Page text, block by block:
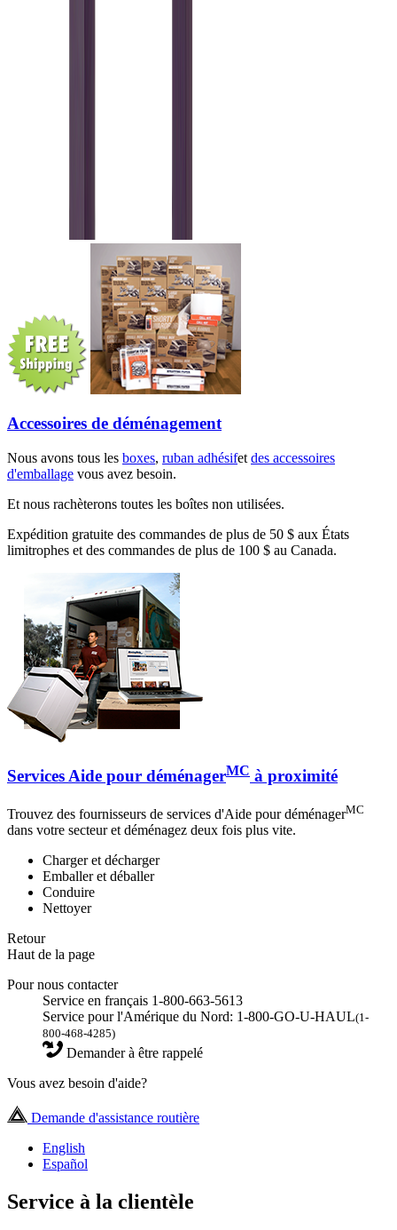
Accessoires de déménagement
Nous avons tous les boxes, ruban adhésifet des accessoires
d'emballage vous avez besoin.
Et nous rachèterons toutes les boîtes non utilisées.
Expédition gratuite des commandes de plus de 50 $ aux États
limitrophes et des commandes de plus de 100 $ au Canada.
Services Aide pour déménagerMC à proximité
Trouvez des fournisseurs de services d'Aide pour déménagerMC
dans votre secteur et déménagez deux fois plus vite.
Charger et décharger
Emballer et déballer
Conduire
Nettoyer
Retour
Haut de la page
Pour nous contacter
Service en français 1-800-663-5613
Service pour l'Amérique du Nord: 1-800-GO-U-HAUL(1-
800-468-4285)
Demander à être rappelé
Vous avez besoin d'aide?
Demande d'assistance routière
English
Español
Service à la clientèle